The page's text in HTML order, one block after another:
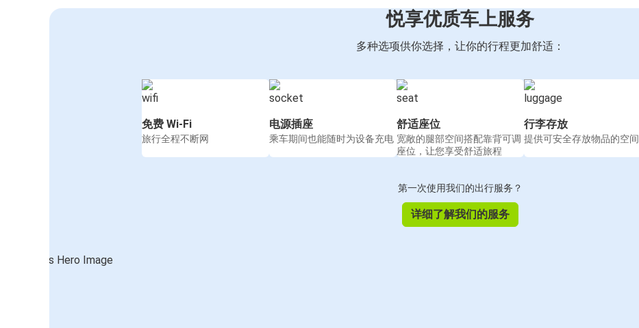
悦享优质车上服务
多种选项供你选择，让你的行程更加舒适：
免费 Wi-Fi
旅行全程不断网
电源插座
乘车期间也能随时为设备充电
舒适座位
宽敞的腿部空间搭配靠背可调
座位，让您享受舒适旅程
行李存放
提供可安全存放物品的空间
第一次使用我们的出行服务？
详细了解我们的服务